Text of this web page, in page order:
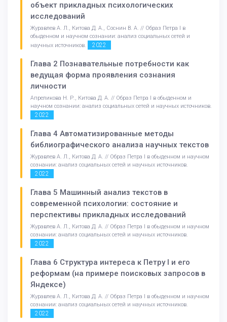
объект прикладных психологических
исследований
Журавлев А. Л., Китова Д. А., Соснин В. А. // Образ Петра I в
обыденном и научном сознании: анализ социальных сетей и
научных источников.
2022
Глава 2 Познавательные потребности как
ведущая форма проявления сознания
личности
Апреликова Н. Р., Китова Д. А. // Образ Петра I в обыденном и
научном сознании: анализ социальных сетей и научных источников.
2022
Глава 4 Автоматизированные методы
библиографического анализа научных текстов
Журавлев А. Л., Китова Д. А. // Образ Петра I в обыденном и научном
сознании: анализ социальных сетей и научных источников.
2022
Глава 5 Машинный анализ текстов в
современной психологии: состояние и
перспективы прикладных исследований
Журавлев А. Л., Китова Д. А. // Образ Петра I в обыденном и научном
сознании: анализ социальных сетей и научных источников.
2022
Глава 6 Структура интереса к Петру I и его
реформам (на примере поисковых запросов в
Яндексе)
Журавлев А. Л., Китова Д. А. // Образ Петра I в обыденном и научном
сознании: анализ социальных сетей и научных источников.
2022